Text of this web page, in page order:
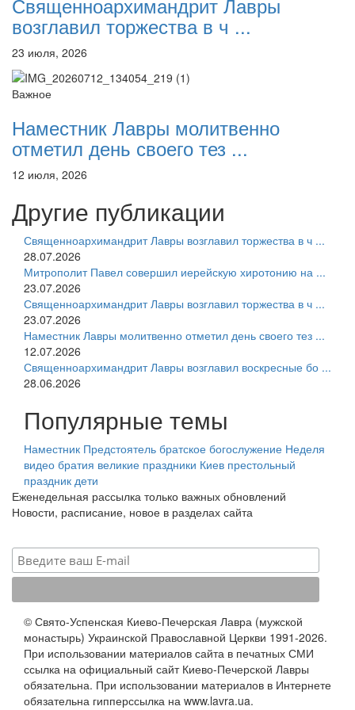
возглавил торжества в ч ...
23 июля, 2026
Важное
Наместник Лавры молитвенно
отметил день своего тез ...
12 июля, 2026
Другие публикации
Священноархимандрит Лавры возглавил торжества в ч ...
28.07.2026
Митрополит Павел совершил иерейскую хиротонию на ...
23.07.2026
Священноархимандрит Лавры возглавил торжества в ч ...
23.07.2026
Наместник Лавры молитвенно отметил день своего тез ...
12.07.2026
Священноархимандрит Лавры возглавил воскресные бо ...
28.06.2026
Популярные темы
Наместник Предстоятель братское богослужение Неделя
видео братия великие праздники Киев престольный
праздник дети
Еженедельная рассылка только важных обновлений
Новости, расписание, новое в разделах сайта
© Свято-Успенская Киево-Печерская Лавра (мужской
монастырь) Украинской Православной Церкви 1991-2026.
При использовании материалов сайта в печатных СМИ
ссылка на официальный сайт Киево-Печерской Лавры
обязательна. При использовании материалов в Интернете
обязательна гипперссылка на www.lavra.ua.